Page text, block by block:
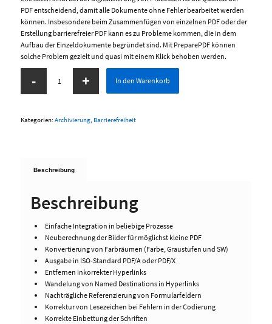
PDF entscheidend, damit alle Dokumente ohne Fehler bearbeitet werden
können. Insbesondere beim Zusammenfügen von einzelnen PDF oder der
Erstellung barrierefreier PDF kann es zu Probleme kommen, die in dem
Aufbau der Einzeldokumente begründet sind. Mit PreparePDF können
solche Problem gezielt und quasi mit einem Klick behoben werden.
In den Warenkorb
Kategorien: Archivierung, Barrierefreiheit
Beschreibung
Beschreibung
Einfache Integration in beliebige Prozesse
Neuberechnung der Bilder für möglichst kleine PDF
Konvertierung von Farbräumen (Farbe, Graustufen und SW)
Ausgabe in ISO-Standard PDF/A oder PDF/X
Entfernen inkorrekter Hyperlinks
Wandelung von Named Destinations in Hyperlinks
Nachträgliche Referenzierung von Formularfeldern
Korrektur von Lesezeichen bei Fehlern in der Codierung
Korrekte Einbettung der Schriften